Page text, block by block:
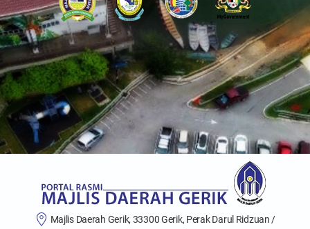
Majlis Daerah Gerik, 33300 Gerik, Perak Darul Ridzuan /